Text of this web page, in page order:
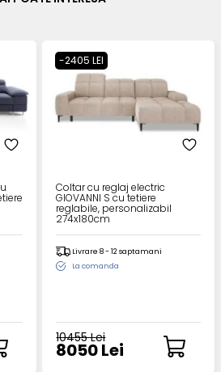
-2405 LEI
Coltar cu reglaj electric
GIOVANNI S cu tetiere
reglabile, personalizabil
274x180cm
Livrare 8 - 12 saptamani
La comanda
10455 Lei
8050 Lei